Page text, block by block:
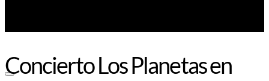
Concierto Los Planetas en